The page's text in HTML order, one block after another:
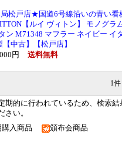
松戸店★国道6号線沿いの青い看
【ルイ ヴィトン】 モノグラ
ン M71348 マフラー ネイビー イ
【中古】【松戸店】
円
送料無料
1
期的に行われているため、検索
さい。
購入商品 頒布会商品